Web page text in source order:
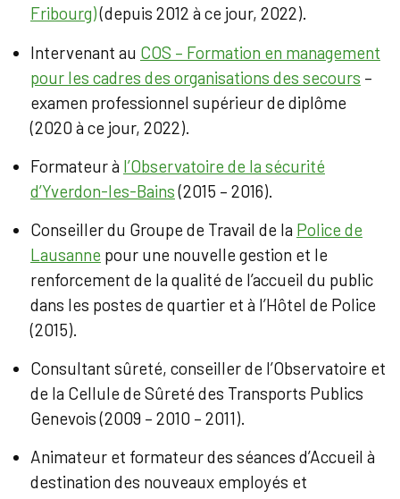
Fribourg)(depuis 2012 à ce jour, 2022).
Intervenant au COS – Formation en management
pour les cadres des organisations des secours –
examen professionnel supérieur de diplôme
(2020 à ce jour, 2022).
Formateur à l’Observatoire de la sécurité
d’Yverdon-les-Bains(2015 – 2016).
Conseiller du Groupe de Travail de la Police de
Lausanne pour une nouvelle gestion et le
renforcement de la qualité de l’accueil du public
dans les postes de quartier et à l’Hôtel de Police
(2015).
Consultant sûreté, conseiller de l’Observatoire et
de la Cellule de Sûreté des Transports Publics
Genevois (2009 – 2010 – 2011).
Animateur et formateur des séances d’Accueil à
destination des nouveaux employés et